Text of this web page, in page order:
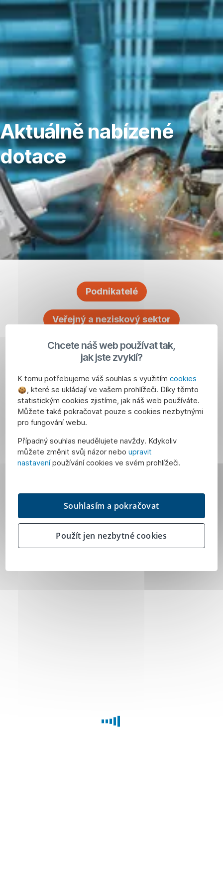
navigaci
Aktuálně nabízené
dotace
Podnikatelé
Veřejný a neziskový sektor
Chcete náš web používat tak,
jak jste zvyklí?
K tomu potřebujeme váš souhlas s využitím cookies
, které se ukládají ve vašem prohlížeči. Díky těmto
statistickým cookies zjistíme, jak náš web používáte.
Můžete také pokračovat pouze s cookies nezbytnými
pro fungování webu.
Případný souhlas neudělujete navždy. Kdykoliv
můžete změnit svůj názor nebo upravit
nastavenípoužívání cookies ve svém prohlížeči.
Souhlasím a pokračovat
Použít jen nezbytné cookies